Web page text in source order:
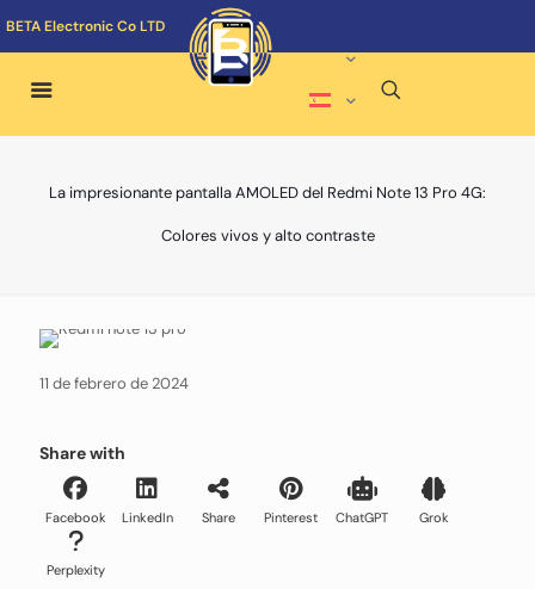
BETA Electronic Co LTD
La impresionante pantalla AMOLED del Redmi Note 13 Pro 4G:
Colores vivos y alto contraste
11 de febrero de 2024
Share with
Facebook LinkedIn Share Pinterest ChatGPT Grok
Perplexity